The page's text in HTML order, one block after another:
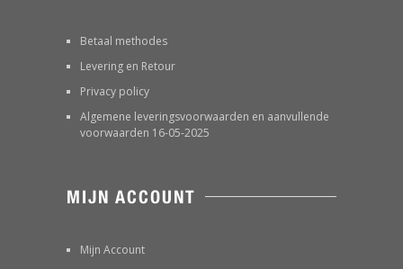
Betaal methodes
Levering en Retour
Privacy policy
Algemene leveringsvoorwaarden en aanvullende
voorwaarden 16-05-2025
MIJN ACCOUNT
Mijn Account